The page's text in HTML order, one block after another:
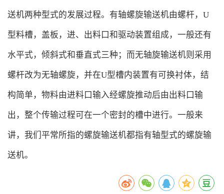
送机两种型式的发展过程。有轴螺旋输送机由螺杆，U
型料槽，盖板，进、出料口和驱动装置组成，一般还有
水平式，倾斜式和垂直式三种；而无轴旋输送机则采用
螺杆改为无轴螺旋，并在U型槽内装置有可换衬体，结
构简单，物料由进料口输入经螺旋推动后由出料口输
出，整个传输过程可在一个密封的槽中进行。一般来
讲，我们平常所指的螺旋输送机都指有轴型式的螺旋输
送机。